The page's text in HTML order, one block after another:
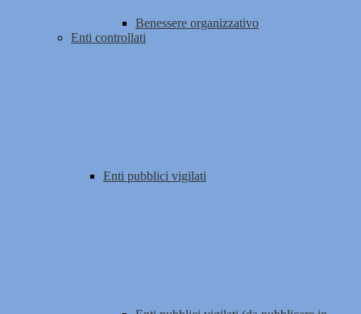
Benessere organizzativo
Enti controllati
Enti pubblici vigilati